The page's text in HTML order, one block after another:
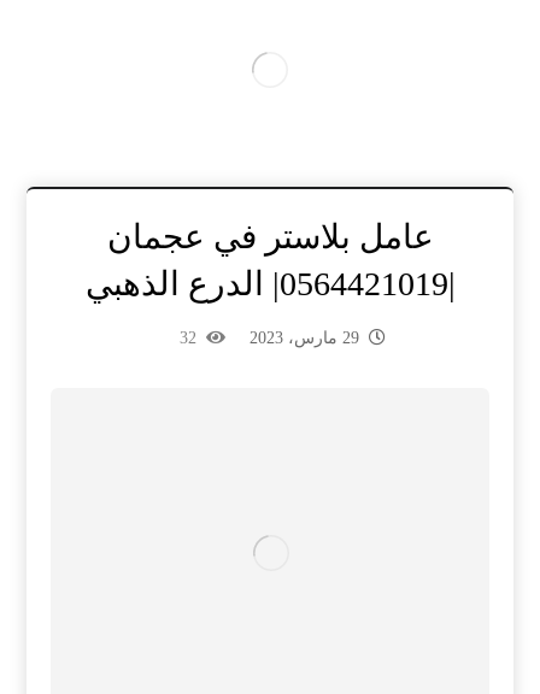
عامل بلاستر في عجمان
|0564421019| الدرع الذهبي
29 مارس، 2023 32